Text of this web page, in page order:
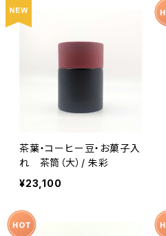
茶葉・コーヒー豆・お菓子入
れ 茶筒（大）/ 朱彩
¥23,100